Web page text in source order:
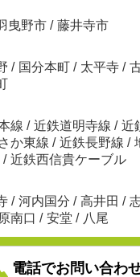
曳野市 / 藤井寺市
/ 国分本町 / 太平寺 /
線 / 近鉄道明寺線 / 近
か東線 / 近鉄長野線 /
/ 近鉄西信貴ケーブル
/ 河内国分 / 高井田 /
南口 / 安堂 / 八尾
電話でお問い合わ